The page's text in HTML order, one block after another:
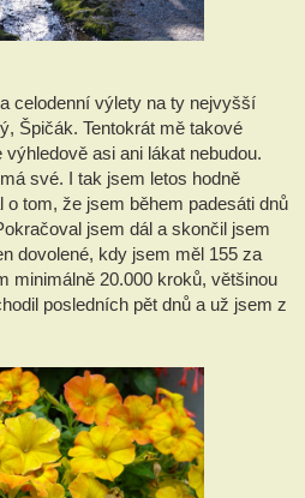
celodenní výlety na ty nejvyšší
Špičák. Tentokrát mě takové
asi ani lákat nebudou.
své. I tak jsem letos hodně
o tom, že jsem během padesáti dnů
jsem dál a skončil jsem
dovolené, kdy jsem měl 155 za
minimálně 20.000 kroků, většinou
posledních pět dnů a už jsem z